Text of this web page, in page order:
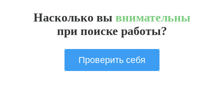
Насколько вы внимательны
при поиске работы?
Проверить себя